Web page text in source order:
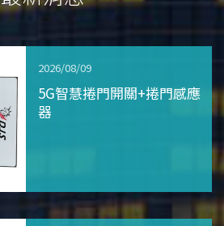
2026/08/09
5G智慧捲門開關+捲門感應
器